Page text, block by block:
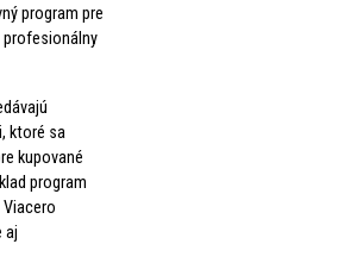
program pre
profesionálny
ktoré sa
kupované
program
Viacero
aj